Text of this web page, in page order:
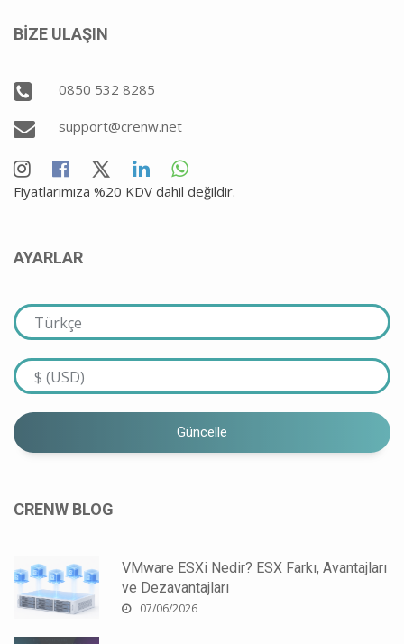
BİZE ULAŞIN
0850 532 8285
support@crenw.net
Fiyatlarımıza %20 KDV dahil değildir.
AYARLAR
Güncelle
CRENW BLOG
VMware ESXi Nedir? ESX Farkı, Avantajları
ve Dezavantajları
07/06/2026